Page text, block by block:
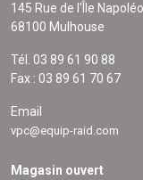
145 Rue de l'Île
68100 Mulhouse
Tél. 03 89 61 90 88
Fax : 03 89 61 70 67
Email
vpc@equip-raid.com
Magasin ouvert